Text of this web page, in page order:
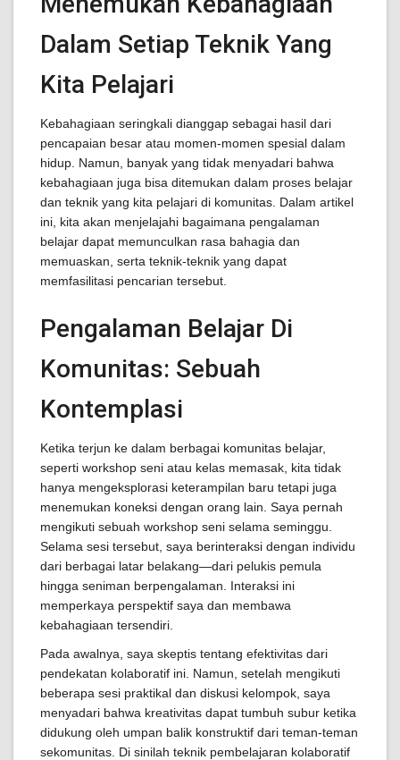
Dalam Setiap Teknik Yang
Kita Pelajari
Kebahagiaan seringkali dianggap sebagai hasil dari
pencapaian besar atau momen-momen spesial dalam
hidup. Namun, banyak yang tidak menyadari bahwa
kebahagiaan juga bisa ditemukan dalam proses belajar
dan teknik yang kita pelajari di komunitas. Dalam artikel
ini, kita akan menjelajahi bagaimana pengalaman
belajar dapat memunculkan rasa bahagia dan
memuaskan, serta teknik-teknik yang dapat
memfasilitasi pencarian tersebut.
Pengalaman Belajar Di
Komunitas: Sebuah
Kontemplasi
Ketika terjun ke dalam berbagai komunitas belajar,
seperti workshop seni atau kelas memasak, kita tidak
hanya mengeksplorasi keterampilan baru tetapi juga
menemukan koneksi dengan orang lain. Saya pernah
mengikuti sebuah workshop seni selama seminggu.
Selama sesi tersebut, saya berinteraksi dengan individu
dari berbagai latar belakang—dari pelukis pemula
hingga seniman berpengalaman. Interaksi ini
memperkaya perspektif saya dan membawa
kebahagiaan tersendiri.
Pada awalnya, saya skeptis tentang efektivitas dari
pendekatan kolaboratif ini. Namun, setelah mengikuti
beberapa sesi praktikal dan diskusi kelompok, saya
menyadari bahwa kreativitas dapat tumbuh subur ketika
didukung oleh umpan balik konstruktif dari teman-teman
sekomunitas. Di sinilah teknik pembelajaran kolaboratif